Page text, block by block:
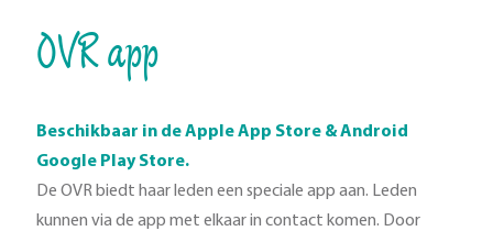
OVR app
Beschikbaar in de Apple App Store & Android
Google Play Store.
De OVR biedt haar leden een speciale app aan. Leden
kunnen via de app met elkaar in contact komen. Door